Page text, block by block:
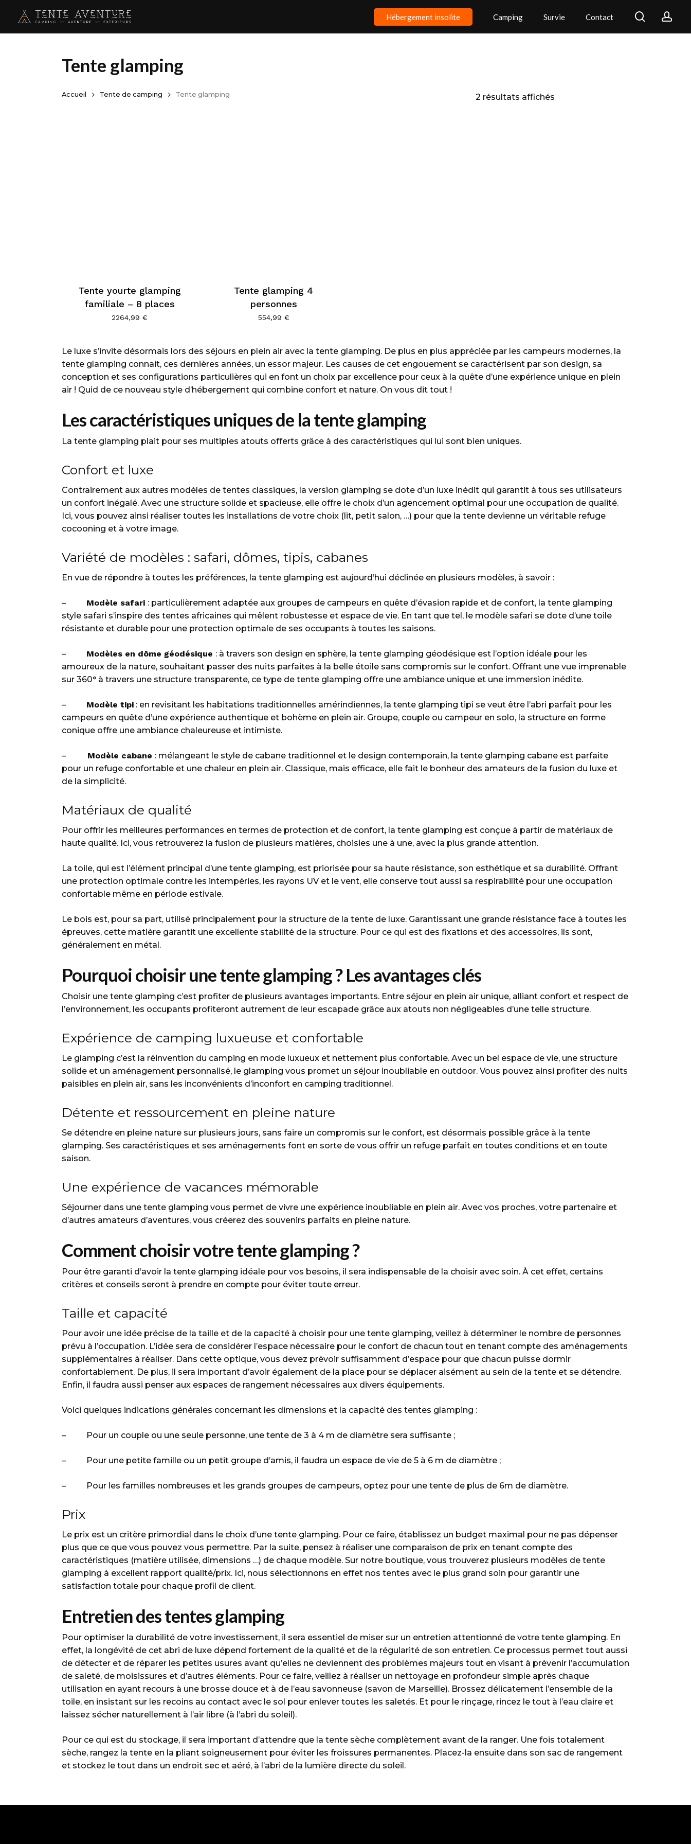
main
Hébergement insolite Camping Survie Contact search
Tente glamping
2 résultats affichés
Accueil Tente de camping Tente glamping
Tente yourte glamping
familiale – 8 places
2264,99€
plusieurs
variations.
Les
options
être
choisies
sur
Tente glamping 4
personnes
554,99 €
Le luxe s’invite désormais lors des séjours en plein air avec la tente glamping. De plus en plus appréciée par les campeurs modernes, la
tente glamping connait, ces dernières années, un essor majeur. Les causes de cet engouement se caractérisent par son design, sa
conception et ses configurations particulières qui en font un choix par excellence pour ceux à la quête d’une expérience unique en plein
air ! Quid de ce nouveau style d’hébergement qui combine confort et nature. On vous dit tout !
Les caractéristiques uniques de la tente glamping
La tente glamping plait pour ses multiples atouts offerts grâce à des caractéristiques qui lui sont bien uniques.
Confort et luxe
Contrairement aux autres modèles de tentes classiques, la version glamping se dote d’un luxe inédit qui garantit à tous ses utilisateurs
un confort inégalé. Avec une structure solide et spacieuse, elle offre le choix d’un agencement optimal pour une occupation de qualité.
Ici, vous pouvez ainsi réaliser toutes les installations de votre choix (lit, petit salon, …) pour que la tente devienne un véritable refuge
cocooning et à votre image.
Variété de modèles : safari, dômes, tipis, cabanes
En vue de répondre à toutes les préférences, la tente glamping est aujourd’hui déclinée en plusieurs modèles, à savoir :
– Modèle safari : particulièrement adaptée aux groupes de campeurs en quête d’évasion rapide et de confort, la tente glamping
style safari s’inspire des tentes africaines qui mêlent robustesse et espace de vie. En tant que tel, le modèle safari se dote d’une toile
résistante et durable pour une protection optimale de ses occupants à toutes les saisons.
– Modèles en dôme géodésique : à travers son design en sphère, la tente glamping géodésique est l’option idéale pour les
amoureux de la nature, souhaitant passer des nuits parfaites à la belle étoile sans compromis sur le confort. Offrant une vue imprenable
sur 360° à travers une structure transparente, ce type de tente glamping offre une ambiance unique et une immersion inédite.
– Modèle tipi : en revisitant les habitations traditionnelles amérindiennes, la tente glamping tipi se veut être l’abri parfait pour les
campeurs en quête d’une expérience authentique et bohème en plein air. Groupe, couple ou campeur en solo, la structure en forme
conique offre une ambiance chaleureuse et intimiste.
– Modèle cabane : mélangeant le style de cabane traditionnel et le design contemporain, la tente glamping cabane est parfaite
pour un refuge confortable et une chaleur en plein air. Classique, mais efficace, elle fait le bonheur des amateurs de la fusion du luxe et
de la simplicité.
Matériaux de qualité
Pour offrir les meilleures performances en termes de protection et de confort, la tente glamping est conçue à partir de matériaux de
haute qualité. Ici, vous retrouverez la fusion de plusieurs matières, choisies une à une, avec la plus grande attention.
La toile, qui est l’élément principal d’une tente glamping, est priorisée pour sa haute résistance, son esthétique et sa durabilité. Offrant
une protection optimale contre les intempéries, les rayons UV et le vent, elle conserve tout aussi sa respirabilité pour une occupation
confortable même en période estivale.
Le bois est, pour sa part, utilisé principalement pour la structure de la tente de luxe. Garantissant une grande résistance face à toutes les
épreuves, cette matière garantit une excellente stabilité de la structure. Pour ce qui est des fixations et des accessoires, ils sont,
généralement en métal.
Pourquoi choisir une tente glamping ? Les avantages clés
Choisir une tente glamping c’est profiter de plusieurs avantages importants. Entre séjour en plein air unique, alliant confort et respect de
l’environnement, les occupants profiteront autrement de leur escapade grâce aux atouts non négligeables d’une telle structure.
Expérience de camping luxueuse et confortable
Le glamping c’est la réinvention du camping en mode luxueux et nettement plus confortable. Avec un bel espace de vie, une structure
solide et un aménagement personnalisé, le glamping vous promet un séjour inoubliable en outdoor. Vous pouvez ainsi profiter des nuits
paisibles en plein air, sans les inconvénients d’inconfort en camping traditionnel.
Détente et ressourcement en pleine nature
Se détendre en pleine nature sur plusieurs jours, sans faire un compromis sur le confort, est désormais possible grâce à la tente
glamping. Ses caractéristiques et ses aménagements font en sorte de vous offrir un refuge parfait en toutes conditions et en toute
saison.
Une expérience de vacances mémorable
Séjourner dans une tente glamping vous permet de vivre une expérience inoubliable en plein air. Avec vos proches, votre partenaire et
d’autres amateurs d’aventures, vous créerez des souvenirs parfaits en pleine nature.
Comment choisir votre tente glamping ?
Pour être garanti d’avoir la tente glamping idéale pour vos besoins, il sera indispensable de la choisir avec soin. À cet effet, certains
critères et conseils seront à prendre en compte pour éviter toute erreur.
Taille et capacité
Pour avoir une idée précise de la taille et de la capacité à choisir pour une tente glamping, veillez à déterminer le nombre de personnes
prévu à l’occupation. L’idée sera de considérer l’espace nécessaire pour le confort de chacun tout en tenant compte des aménagements
supplémentaires à réaliser. Dans cette optique, vous devez prévoir suffisamment d’espace pour que chacun puisse dormir
confortablement. De plus, il sera important d’avoir également de la place pour se déplacer aisément au sein de la tente et se détendre.
Enfin, il faudra aussi penser aux espaces de rangement nécessaires aux divers équipements.
Voici quelques indications générales concernant les dimensions et la capacité des tentes glamping :
– Pour un couple ou une seule personne, une tente de 3 à 4 m de diamètre sera suffisante ;
– Pour une petite famille ou un petit groupe d’amis, il faudra un espace de vie de 5 à 6 m de diamètre ;
– Pour les familles nombreuses et les grands groupes de campeurs, optez pour une tente de plus de 6m de diamètre.
Prix
Le prix est un critère primordial dans le choix d’une tente glamping. Pour ce faire, établissez un budget maximal pour ne pas dépenser
plus que ce que vous pouvez vous permettre. Par la suite, pensez à réaliser une comparaison de prix en tenant compte des
caractéristiques (matière utilisée, dimensions …) de chaque modèle. Sur notre boutique, vous trouverez plusieurs modèles de tente
glamping à excellent rapport qualité/prix. Ici, nous sélectionnons en effet nos tentes avec le plus grand soin pour garantir une
satisfaction totale pour chaque profil de client.
Entretien des tentes glamping
Pour optimiser la durabilité de votre investissement, il sera essentiel de miser sur un entretien attentionné de votre tente glamping. En
effet, la longévité de cet abri de luxe dépend fortement de la qualité et de la régularité de son entretien. Ce processus permet tout aussi
de détecter et de réparer les petites usures avant qu’elles ne deviennent des problèmes majeurs tout en visant à prévenir l’accumulation
de saleté, de moisissures et d’autres éléments. Pour ce faire, veillez à réaliser un nettoyage en profondeur simple après chaque
utilisation en ayant recours à une brosse douce et à de l’eau savonneuse (savon de Marseille). Brossez délicatement l’ensemble de la
toile, en insistant sur les recoins au contact avec le sol pour enlever toutes les saletés. Et pour le rinçage, rincez le tout à l’eau claire et
laissez sécher naturellement à l’air libre (à l’abri du soleil).
Pour ce qui est du stockage, il sera important d’attendre que la tente sèche complètement avant de la ranger. Une fois totalement
sèche, rangez la tente en la pliant soigneusement pour éviter les froissures permanentes. Placez-la ensuite dans son sac de rangement
et stockez le tout dans un endroit sec et aéré, à l’abri de la lumière directe du soleil.